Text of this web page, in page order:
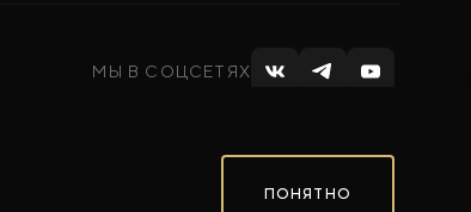
МЫ В СОЦСЕТЯХ
ПОНЯТНО